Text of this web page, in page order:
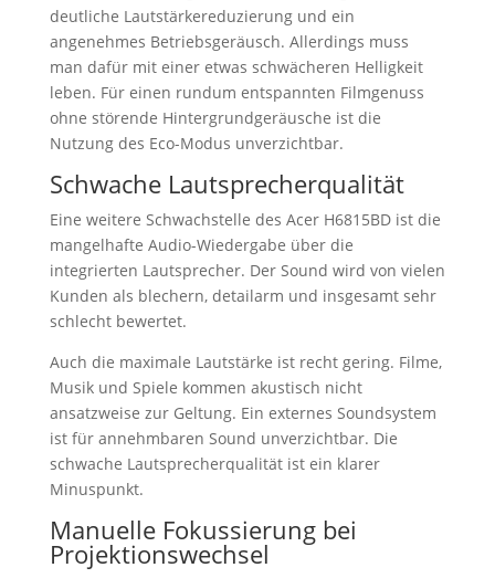
deutliche Lautstärkereduzierung und ein
angenehmes Betriebsgeräusch. Allerdings muss
man dafür mit einer etwas schwächeren Helligkeit
leben. Für einen rundum entspannten Filmgenuss
ohne störende Hintergrundgeräusche ist die
Nutzung des Eco-Modus unverzichtbar.
Schwache Lautsprecherqualität
Eine weitere Schwachstelle des Acer H6815BD ist die
mangelhafte Audio-Wiedergabe über die
integrierten Lautsprecher. Der Sound wird von vielen
Kunden als blechern, detailarm und insgesamt sehr
schlecht bewertet.
Auch die maximale Lautstärke ist recht gering. Filme,
Musik und Spiele kommen akustisch nicht
ansatzweise zur Geltung. Ein externes Soundsystem
ist für annehmbaren Sound unverzichtbar. Die
schwache Lautsprecherqualität ist ein klarer
Minuspunkt.
Manuelle Fokussierung bei
Projektionswechsel